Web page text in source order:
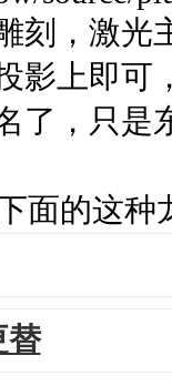
刻，激光
投影上
了，只
面的这种
替